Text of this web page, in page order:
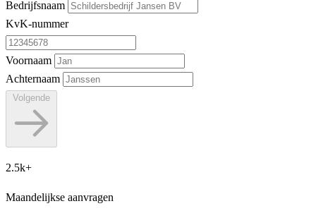
Bedrijfsnaam
KvK-nummer
Voornaam
Achternaam
Volgende
2.5k+
Maandelijkse aanvragen